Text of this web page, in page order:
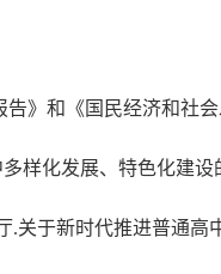
》和《国民经济和社
样化发展、特色化建设
.关于新时代推进普通